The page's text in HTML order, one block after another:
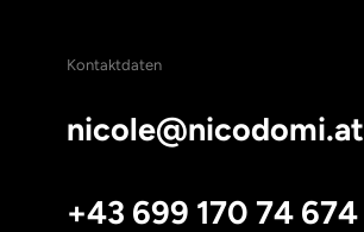
Kontaktdaten
nicole@nicodomi.at
+43 699 170 74 674